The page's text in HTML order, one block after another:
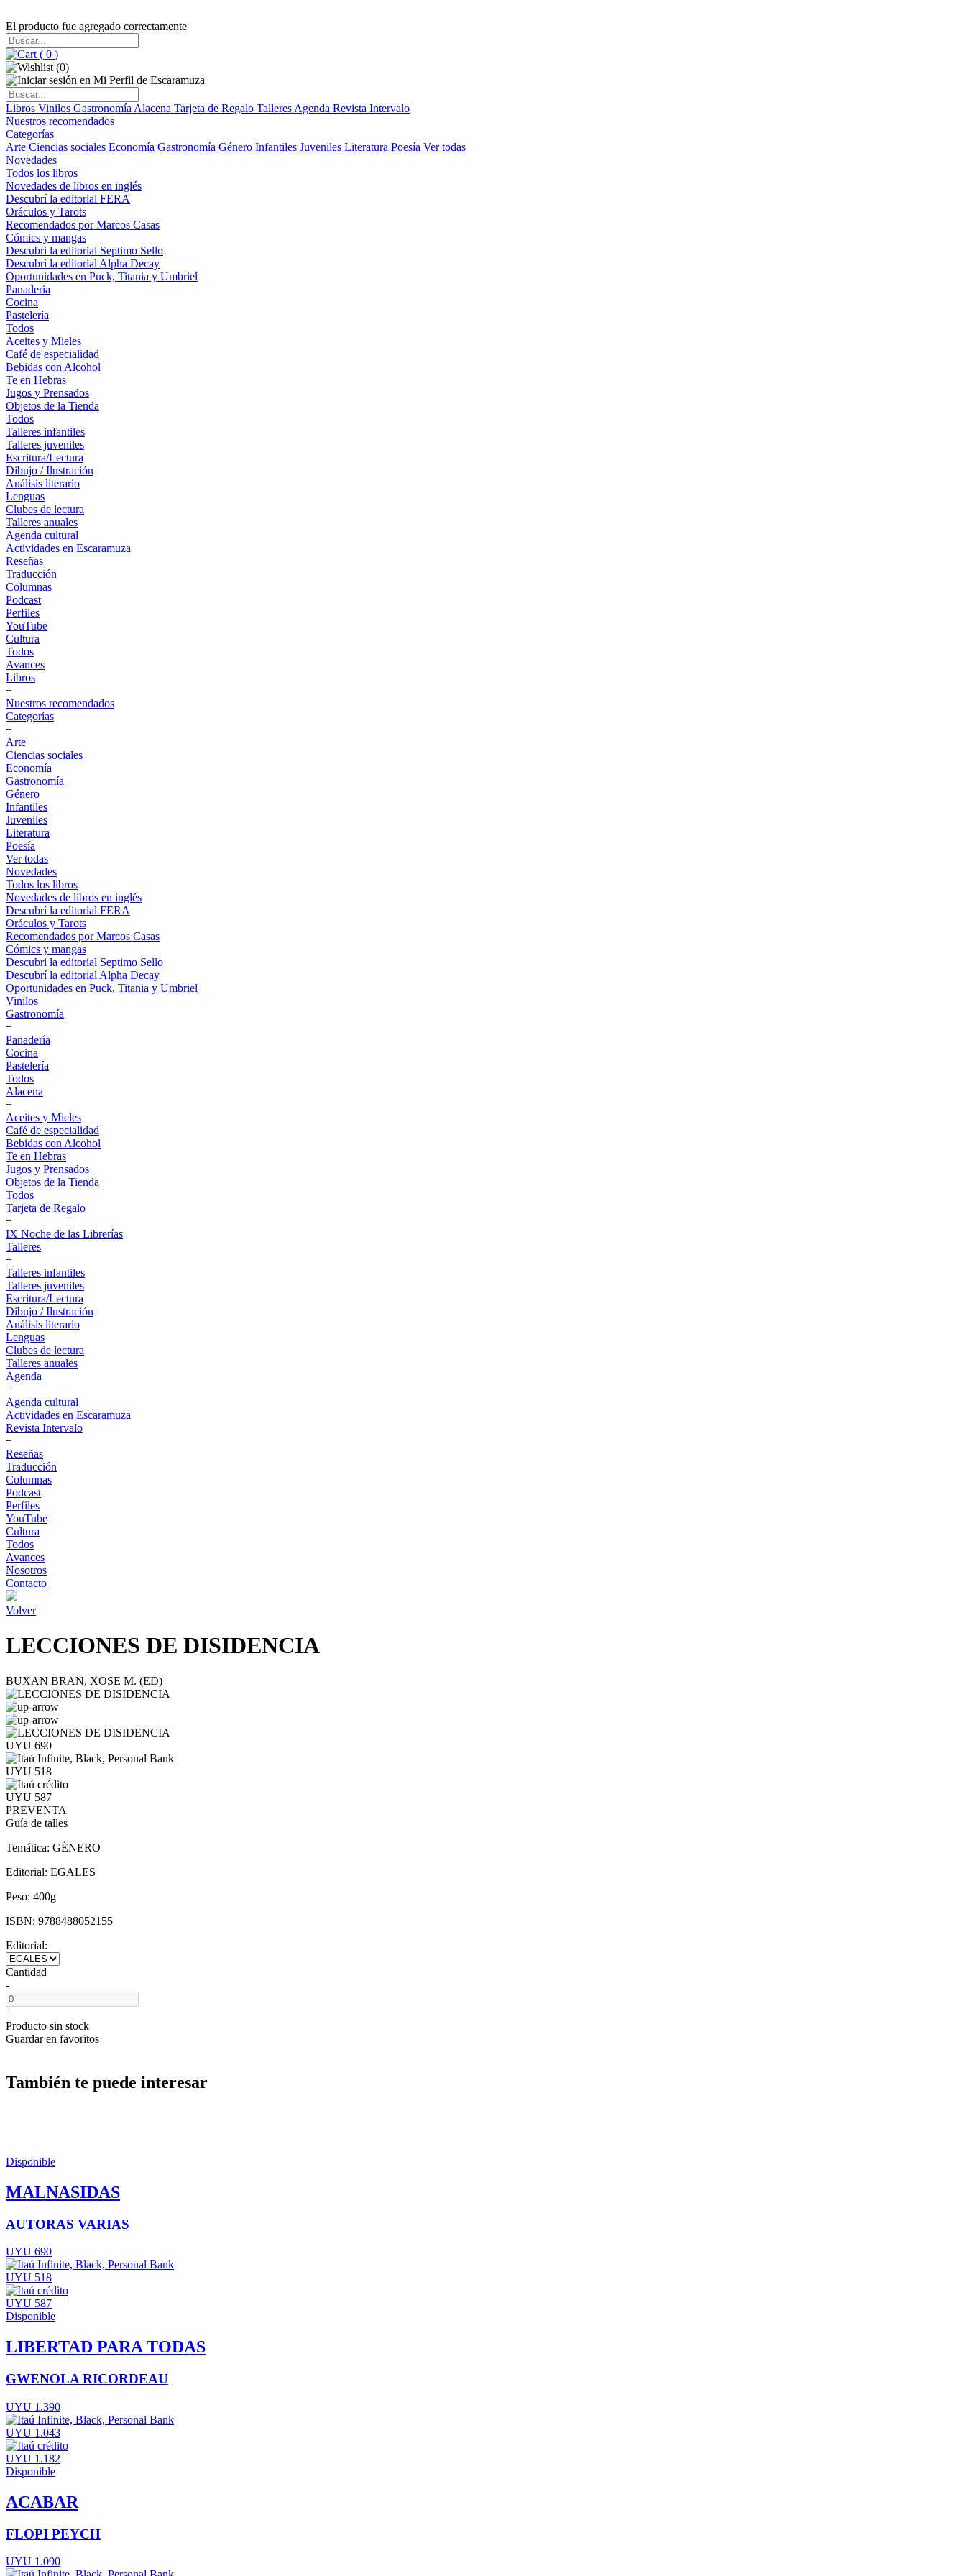
El producto fue agregado correctamente
( 0 )
(0)
Libros Vinilos Gastronomía Alacena Tarjeta de Regalo Talleres Agenda Revista Intervalo
Nuestros recomendados
Categorías
Arte Ciencias sociales Economía Gastronomía Género Infantiles Juveniles Literatura Poesía Ver todas
Novedades
Todos los libros
Novedades de libros en inglés
Descubrí la editorial FERA
Oráculos y Tarots
Recomendados por Marcos Casas
Cómics y mangas
Descubri la editorial Septimo Sello
Descubrí la editorial Alpha Decay
Oportunidades en Puck, Titania y Umbriel
Panadería
Cocina
Pastelería
Todos
Aceites y Mieles
Café de especialidad
Bebidas con Alcohol
Te en Hebras
Jugos y Prensados
Objetos de la Tienda
Todos
Talleres infantiles
Talleres juveniles
Escritura/Lectura
Dibujo / Ilustración
Análisis literario
Lenguas
Clubes de lectura
Talleres anuales
Agenda cultural
Actividades en Escaramuza
Reseñas
Traducción
Columnas
Podcast
Perfiles
YouTube
Cultura
Todos
Avances
Libros
+
Nuestros recomendados
Categorías
+
Arte
Ciencias sociales
Economía
Gastronomía
Género
Infantiles
Juveniles
Literatura
Poesía
Ver todas
Novedades
Todos los libros
Novedades de libros en inglés
Descubrí la editorial FERA
Oráculos y Tarots
Recomendados por Marcos Casas
Cómics y mangas
Descubri la editorial Septimo Sello
Descubrí la editorial Alpha Decay
Oportunidades en Puck, Titania y Umbriel
Vinilos
Gastronomía
+
Panadería
Cocina
Pastelería
Todos
Alacena
+
Aceites y Mieles
Café de especialidad
Bebidas con Alcohol
Te en Hebras
Jugos y Prensados
Objetos de la Tienda
Todos
Tarjeta de Regalo
+
IX Noche de las Librerías
Talleres
+
Talleres infantiles
Talleres juveniles
Escritura/Lectura
Dibujo / Ilustración
Análisis literario
Lenguas
Clubes de lectura
Talleres anuales
Agenda
+
Agenda cultural
Actividades en Escaramuza
Revista Intervalo
+
Reseñas
Traducción
Columnas
Podcast
Perfiles
YouTube
Cultura
Todos
Avances
Nosotros
Contacto
Volver
LECCIONES DE DISIDENCIA
BUXAN BRAN, XOSE M. (ED)
UYU 690
UYU 518
UYU 587
PREVENTA
Guía de talles
Temática: GÉNERO
Editorial: EGALES
Peso: 400g
ISBN: 9788488052155
Editorial:
Cantidad
-
+
Producto sin stock
Guardar en favoritos
También te puede interesar
Disponible
MALNASIDAS
AUTORAS VARIAS
UYU 690
UYU 518
UYU 587
Disponible
LIBERTAD PARA TODAS
GWENOLA RICORDEAU
UYU 1.390
UYU 1.043
UYU 1.182
Disponible
ACABAR
FLOPI PEYCH
UYU 1.090